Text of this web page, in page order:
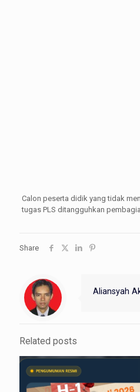
Calon peserta didik yang tidak
tugas PLS ditangguhkan
Share
Aliansyah
Related posts